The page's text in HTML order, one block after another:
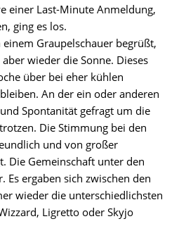
einer Last-Minute Anmeldung,
ging es los.
Graupelschauer begrüßt,
wieder die Sonne. Dieses
über bei eher kühlen
An der ein oder anderen
Spontanität gefragt um die
Die Stimmung bei den
und von großer
Die Gemeinschaft unter den
Es ergaben sich zwischen den
wieder die unterschiedlichsten
Ligretto oder Skyjo